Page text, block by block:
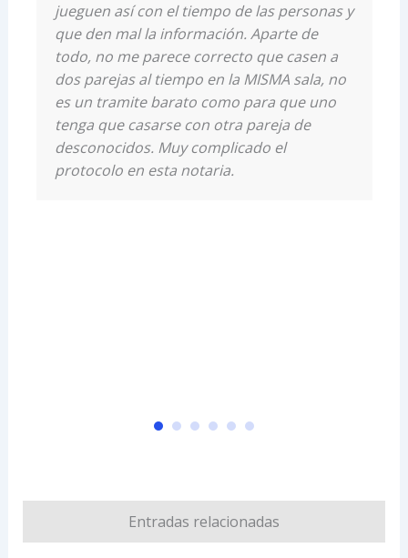
jueguen así con el tiempo de las personas y
que den mal la información. Aparte de
todo, no me parece correcto que casen a
dos parejas al tiempo en la MISMA sala, no
es un tramite barato como para que uno
tenga que casarse con otra pareja de
desconocidos. Muy complicado el
protocolo en esta notaria.
Entradas relacionadas